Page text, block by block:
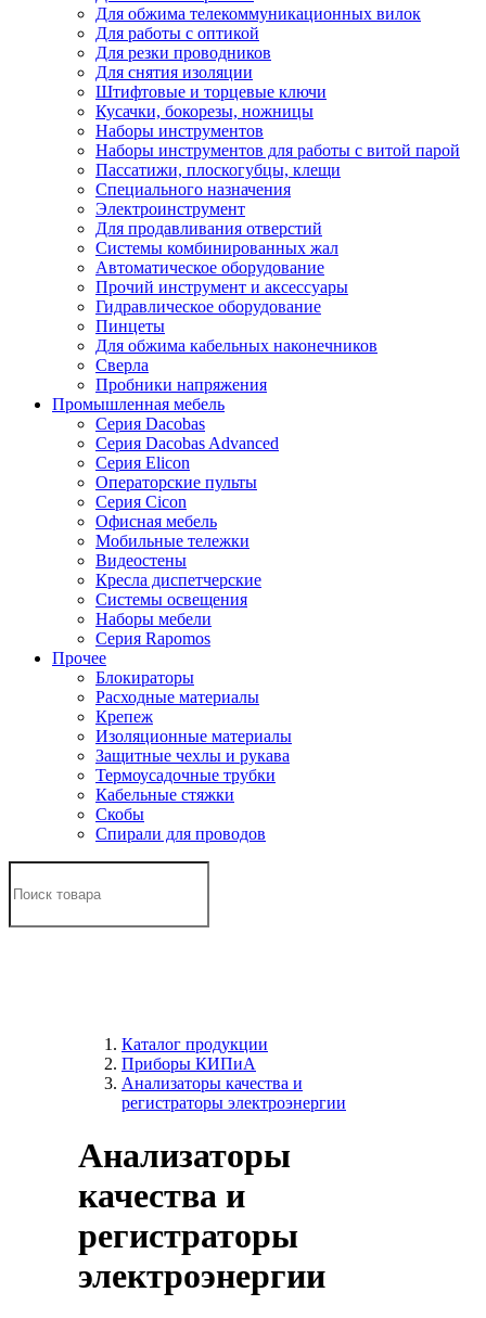
Для обжима телекоммуникационных вилок
Для работы с оптикой
Для резки проводников
Для снятия изоляции
Штифтовые и торцевые ключи
Кусачки, бокорезы, ножницы
Наборы инструментов
Наборы инструментов для работы с витой парой
Пассатижи, плоскогубцы, клещи
Специального назначения
Электроинструмент
Для продавливания отверстий
Системы комбинированных жал
Автоматическое оборудование
Прочий инструмент и аксессуары
Гидравлическое оборудование
Пинцеты
Для обжима кабельных наконечников
Сверла
Пробники напряжения
Промышленная мебель
Серия Dacobas
Серия Dacobas Advanced
Серия Elicon
Операторские пульты
Серия Cicon
Офисная мебель
Мобильные тележки
Видеостены
Кресла диспетчерские
Системы освещения
Наборы мебели
Серия Rapomos
Прочее
Блокираторы
Расходные материалы
Крепеж
Изоляционные материалы
Защитные чехлы и рукава
Термоусадочные трубки
Кабельные стяжки
Скобы
Спирали для проводов
Каталог продукции
Приборы КИПиА
Анализаторы качества и
регистраторы электроэнергии
Анализаторы
качества и
регистраторы
электроэнергии